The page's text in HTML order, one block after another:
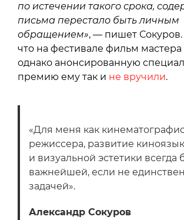
по истечении такого срока,
письма перестало быть личным
обращением», — пишет
что на фестивале фильм мастера
однако анонсированную
премию ему так и не вручили.
«Для меня как
режиссера, развитие
и визуальной эстетики всегда
важнейшей, если не
задачей».
Александр Сокуров